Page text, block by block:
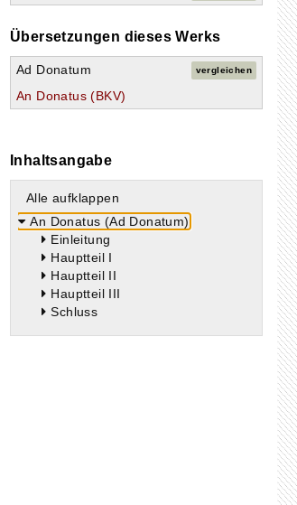
Übersetzungen dieses Werks
Ad Donatum vergleichen
An Donatus (BKV)
Inhaltsangabe
Alle aufklappen
An Donatus (Ad Donatum)
Einleitung
Hauptteil I
Hauptteil II
Hauptteil III
Schluss